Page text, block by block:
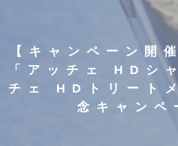
【キャンペーン開
「アッチェ HDシ
チェ HDトリート
念キャンペ